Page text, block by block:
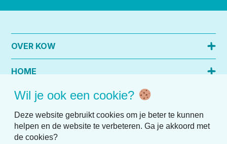
OVER KOW
HOME
PRAKTISCHE INFO
Wil je ook een cookie?
Deze website gebruikt cookies om je beter te kunnen
helpen en de website te verbeteren. Ga je akkoord met
de cookies?